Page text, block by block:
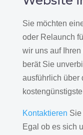
Sie möchten
oder Relaunch
wir uns auf
berät Sie
ausführlich über
Kontaktieren Sie
Egal ob es sich